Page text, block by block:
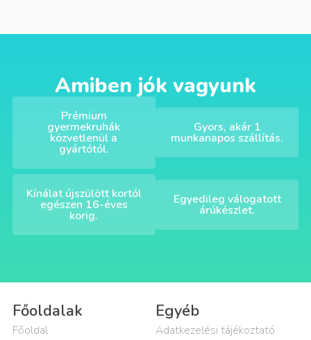
Amiben jók vagyunk
Prémium
gyermekruhák
közvetlenül a
gyártótól.
Gyors, akár 1
munkanapos szállítás.
Kínálat újszülött kortól
egészen 16-éves
korig.
Egyedileg válogatott
árúkészlet.
Főoldalak
Főoldal
Egyéb
Adatkezelési tájékoztató